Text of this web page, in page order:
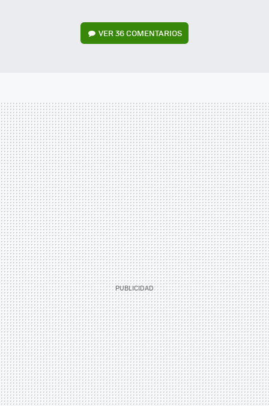
VER36 COMENTARIOS